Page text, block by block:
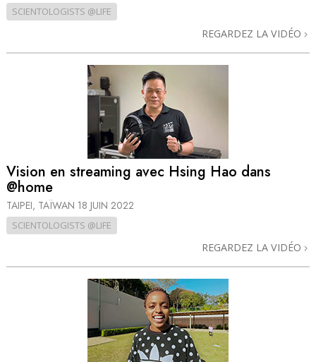
SCIENTOLOGISTS @LIFE
REGARDEZ LA VIDÉO
Vision en streaming avec Hsing Hao dans
@home
TAIPEI, TAÏWAN 18 JUIN 2022
SCIENTOLOGISTS @LIFE
REGARDEZ LA VIDÉO